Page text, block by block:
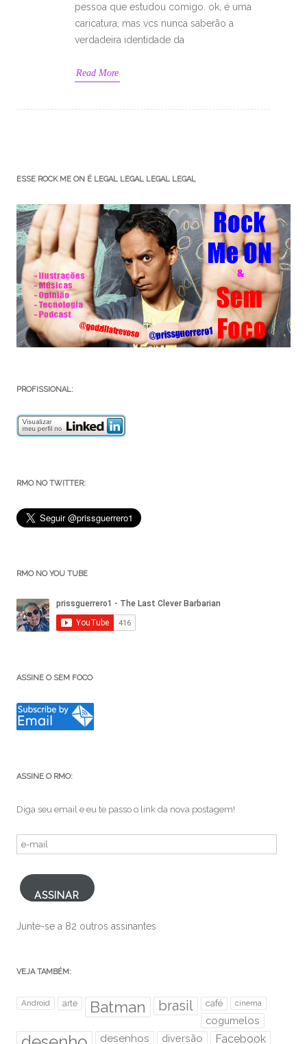
pessoa que estudou comigo. ok, é uma
caricatura, mas vcs nunca saberão a
verdadeira identidade da
Read More
ESSE ROCK ME ON É LEGAL LEGAL LEGAL LEGAL
PROFISSIONAL:
RMO NO TWITTER:
RMO NO YOU TUBE
ASSINE O SEM FOCO
ASSINE O RMO:
Diga seu email e eu te passo o link da nova postagem!
e-
mail
ASSINAR
Junte-se a 82 outros assinantes
VEJA TAMBÉM:
Android arte Batman brasil café cinema
cogumelos
desenhos diversão Facebook